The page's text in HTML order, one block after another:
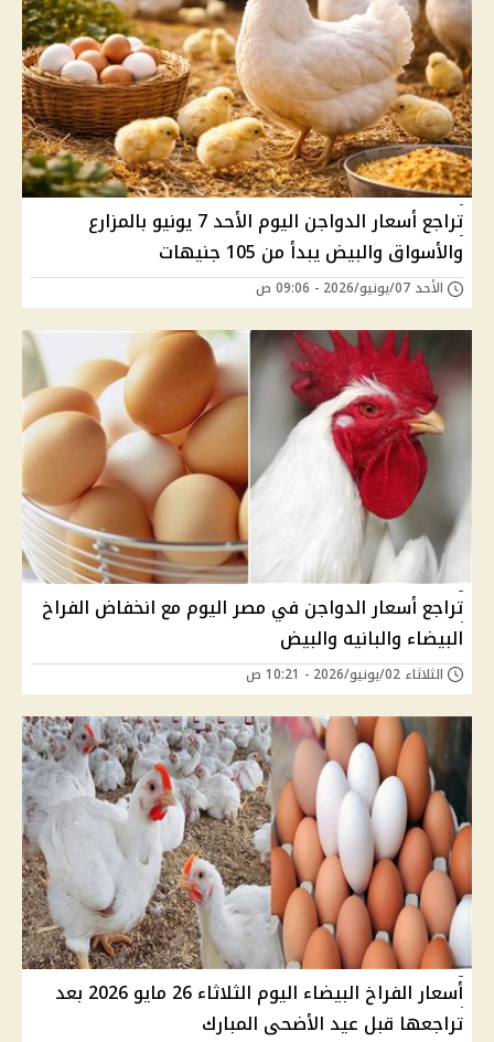
تراجع أسعار الدواجن اليوم الأحد 7 يونيو بالمزارع
والأسواق والبيض يبدأ من 105 جنيهات
الأحد 07/يونيو/2026 - 09:06 ص
تراجع أسعار الدواجن في مصر اليوم مع انخفاض الفراخ
البيضاء والبانيه والبيض
الثلاثاء 02/يونيو/2026 - 10:21 ص
أسعار الفراخ البيضاء اليوم الثلاثاء 26 مايو 2026 بعد
تراجعها قبل عيد الأضحى المبارك